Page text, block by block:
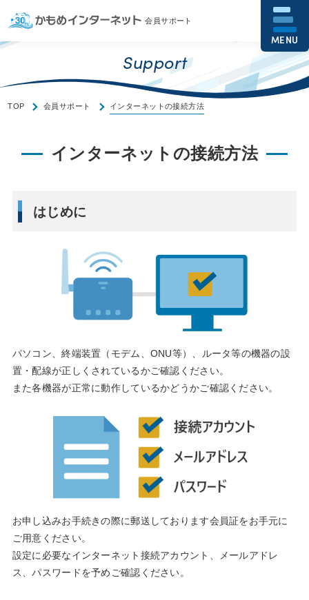
MENU
会員サポート
Support
TOP 会員サポート インターネットの接続方法
インターネットの接続方法
はじめに
パソコン、終端装置（モデム、ONU等）、ルータ等の機器の設
置・配線が正しくされているかご確認ください。
また各機器が正常に動作しているかどうかご確認ください。
お申し込みお手続きの際に郵送しております会員証をお手元に
ご用意ください。
設定に必要なインターネット接続アカウント、メールアドレ
ス、パスワードを予めご確認ください。